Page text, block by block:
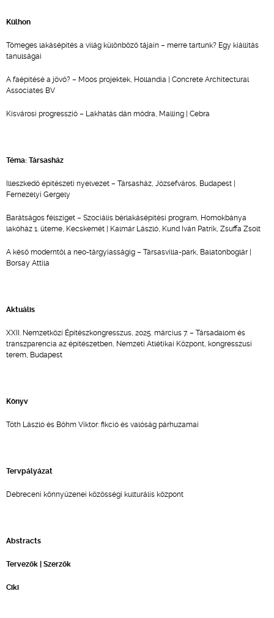
Külhon
Tömeges lakásépítés a világ különböző tájain – merre tartunk? Egy kiállítás
tanulságai
A faépítésé a jövő? – Moos projektek, Hollandia | Concrete Architectural
Associates BV
Kisvárosi progresszió – Lakhatás dán módra, Malling | Cebra
Téma: Társasház
Illeszkedő építészeti nyelvezet – Társasház, Józsefváros, Budapest |
Fernezelyi Gergely
Barátságos félsziget – Szociális bérlakásépítési program, Homokbánya
lakóház 1. üteme, Kecskemét | Kalmár László, Kund Iván Patrik, Zsuffa Zsolt
A késő moderntől a neo-tárgyiasságig – Társasvilla-park, Balatonboglár |
Borsay Attila
Aktuális
XXII. Nemzetközi Építészkongresszus, 2025. március 7. – Társadalom és
transzparencia az építészetben, Nemzeti Atlétikai Központ, kongresszusi
terem, Budapest
Könyv
Tóth László és Bőhm Viktor: fikció és valóság párhuzamai
Tervpályázat
Debreceni könnyűzenei közösségi kulturális központ
Abstracts
Tervezők | Szerzők
Ciki